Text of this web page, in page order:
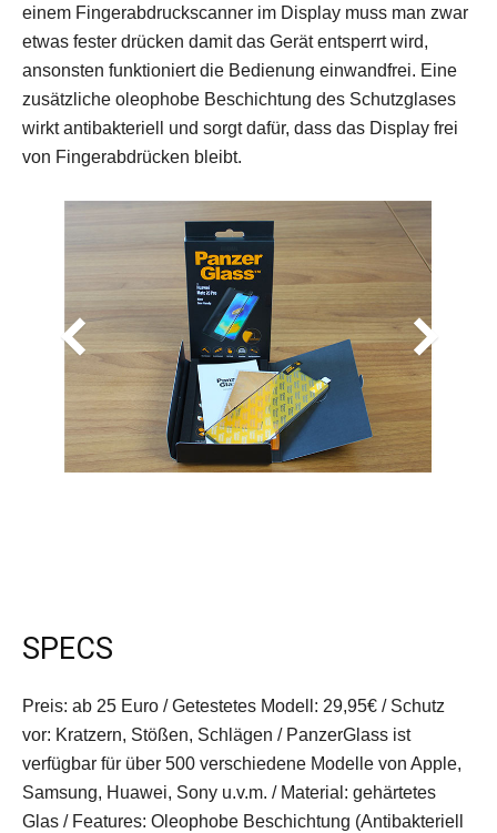
einem Fingerabdruckscanner im Display muss man zwar
etwas fester drücken damit das Gerät entsperrt wird,
ansonsten funktioniert die Bedienung einwandfrei. Eine
zusätzliche oleophobe Beschichtung des Schutzglases
wirkt antibakteriell und sorgt dafür, dass das Display frei
von Fingerabdrücken bleibt.
SPECS
Preis: ab 25 Euro / Getestetes Modell: 29,95€ / Schutz
vor: Kratzern, Stößen, Schlägen / PanzerGlass ist
verfügbar für über 500 verschiedene Modelle von Apple,
Samsung, Huawei, Sony u.v.m. / Material: gehärtetes
Glas / Features: Oleophobe Beschichtung (Antibakteriell